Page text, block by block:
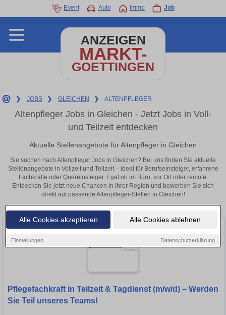
Alle Cookies akzeptieren Alle Cookies ablehnen
Einstellungen Datenschutzerklärung
Event Auto Immo Job
ANZEIGEN
MARKT-
GOETTINGEN
❯ JOBS ❯ GLEICHEN ❯ ALTENPFLEGER
Altenpfleger Jobs in Gleichen - Jetzt Jobs in Voll-
und Teilzeit entdecken
Aktuelle Stellenangebote für Altenpfleger in Gleichen
Sie suchen nach Altenpfleger Jobs in Gleichen? Bei uns finden Sie aktuelle
Stellenangebote in Vollzeit und Teilzeit – ideal für Berufseinsteiger, erfahrene
Fachkräfte oder Quereinsteiger. Egal ob im Büro, vor Ort oder remote:
Entdecken Sie jetzt neue Chancen in Ihrer Region und bewerben Sie sich
direkt auf passende Altenpfleger-Stellen in Gleichen!
Pflegefachkraft in Teilzeit & Tagdienst (m/w/d) – Werden
Sie Teil unseres Teams!